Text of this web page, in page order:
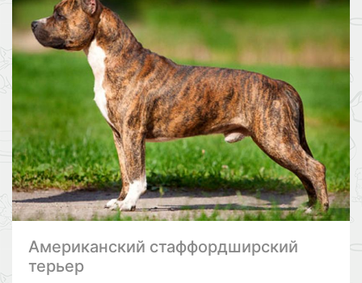
Американский стаффордширский
терьер